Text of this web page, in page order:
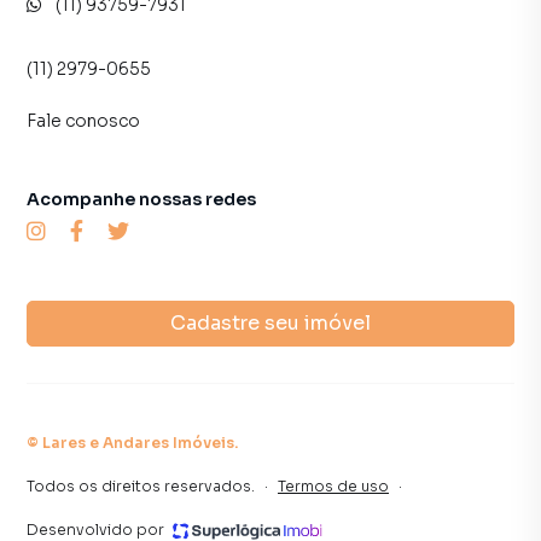
(11) 93759-7931
(11) 2979-0655
Fale conosco
Cadastre seu imóvel
Acompanhe nossas redes
© Lares e Andares Imóveis.
Todos os direitos reservados. · Termos de uso ·
Desenvolvido por